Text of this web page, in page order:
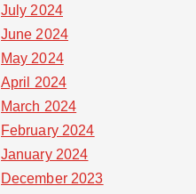
July 2024
June 2024
May 2024
April 2024
March 2024
February 2024
January 2024
December 2023